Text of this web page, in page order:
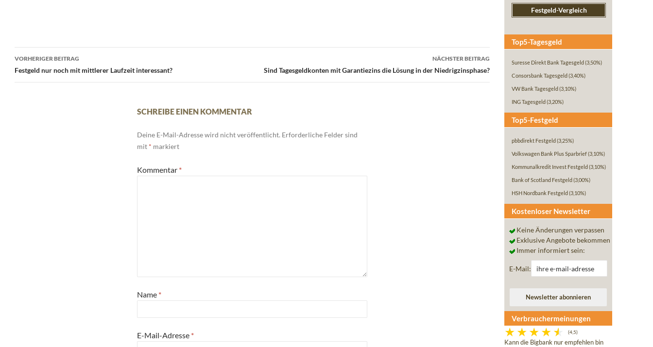
Beitrags-
Navigation
VORHERIGER BEITRAG
Festgeld nur noch mit mittlerer Laufzeit interessant?
NÄCHSTER BEITRAG
Sind Tagesgeldkonten mit Garantiezins die Lösung in der Niedrigzinsphase?
SCHREIBE EINEN KOMMENTAR
Deine E-Mail-Adresse wird nicht veröffentlicht. Erforderliche Felder sind
mit * markiert
Kommentar *
Name *
E-Mail-Adresse *
Festgeld-Vergleich
Top5-Tagesgeld
Suresse Direkt Bank Tagesgeld (3,50%)
Consorsbank Tagesgeld (3,40%)
VW Bank Tagesgeld (3,10%)
ING Tagesgeld (3,20%)
Top5-Festgeld
pbbdirekt Festgeld (3,25%)
Volkswagen Bank Plus Sparbrief(3,10%)
Kommunalkredit Invest Festgeld (3,10%)
Bank of Scotland Festgeld (3,00%)
HSH Nordbank Festgeld (3,10%)
Kostenloser Newsletter
Keine Änderungen verpassen
Exklusive Angebote bekommen
Immer informiert sein:
E-Mail:
Verbrauchermeinungen
(4,5)
Kann die Bigbank nur empfehlen bin